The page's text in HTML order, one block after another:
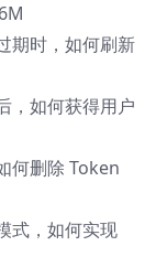
时，如何刷新
如何获得用户
何删除 Token
式，如何实现